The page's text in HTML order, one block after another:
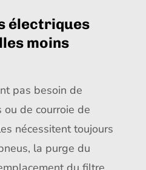
électriques
moins
pas besoin de
de courroie de
nécessitent toujours
la purge du